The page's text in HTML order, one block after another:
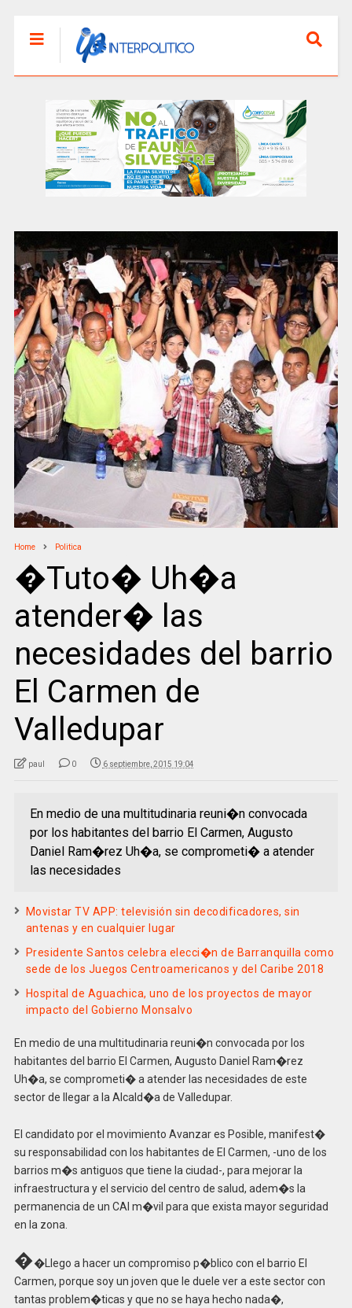
Home Politica
�Tuto� Uh�a
atender� las
necesidades del barrio
El Carmen de
Valledupar
paul 0 6 septiembre, 2015 19:04
En medio de una multitudinaria reuni�n convocada
por los habitantes del barrio El Carmen, Augusto
Daniel Ram�rez Uh�a, se comprometi� a atender
las necesidades
Movistar TV APP: televisión sin decodificadores, sin
antenas y en cualquier lugar
Presidente Santos celebra elecci�n de Barranquilla como
sede de los Juegos Centroamericanos y del Caribe 2018
Hospital de Aguachica, uno de los proyectos de mayor
impacto del Gobierno Monsalvo
En medio de una multitudinaria reuni�n convocada por los
habitantes del barrio El Carmen, Augusto Daniel Ram�rez
Uh�a, se comprometi� a atender las necesidades de este
sector de llegar a la Alcald�a de Valledupar.
El candidato por el movimiento Avanzar es Posible, manifest�
su responsabilidad con los habitantes de El Carmen, -uno de los
barrios m�s antiguos que tiene la ciudad-, para mejorar la
infraestructura y el servicio del centro de salud, adem�s la
permanencia de un CAI m�vil para que exista mayor seguridad
en la zona.
��Llego a hacer un compromiso p�blico con el barrio El
Carmen, porque soy un joven que le duele ver a este sector con
tantas problem�ticas y que no se haya hecho nada�,